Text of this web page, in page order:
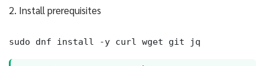
2. Install prerequisites
sudo dnf install -y curl wget git jq